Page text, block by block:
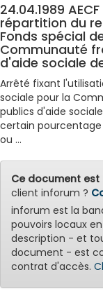
24.04.1989
répartition du
Fonds spécial
Communauté
d'aide sociale
Arrêté fixant
sociale pour la
publics d'aide
certain
ou ...
Ce document est
client inforum ?
inforum est la
pouvoirs locaux
description - et
document - est
contrat d'accès.